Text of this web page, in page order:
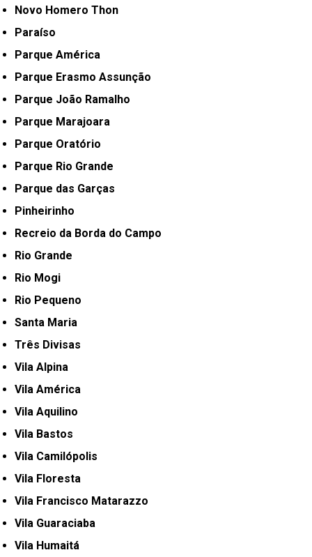
Novo Homero Thon
Paraíso
Parque América
Parque Erasmo Assunção
Parque João Ramalho
Parque Marajoara
Parque Oratório
Parque Rio Grande
Parque das Garças
Pinheirinho
Recreio da Borda do Campo
Rio Grande
Rio Mogi
Rio Pequeno
Santa Maria
Três Divisas
Vila Alpina
Vila América
Vila Aquilino
Vila Bastos
Vila Camilópolis
Vila Floresta
Vila Francisco Matarazzo
Vila Guaraciaba
Vila Humaitá